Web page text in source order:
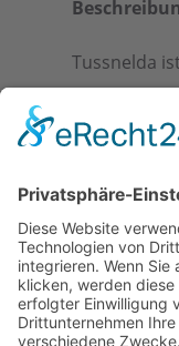
Tussnelda
Hündinnen
Hofwächter